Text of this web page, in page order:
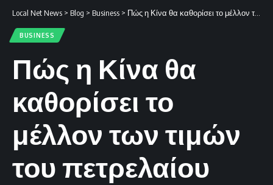
Local Net News > Blog > Business > Πώς η Κίνα θα καθορίσει το μέλλον των τιμών του πετρελαίου
BUSINESS
Πώς η Κίνα θα
καθορίσει το
μέλλον των τιμών
του πετρελαίου